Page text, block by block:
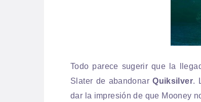
Todo parece sugerir que la
Slater de abandonarQuiksilver.
dar la impresión de que Mooney